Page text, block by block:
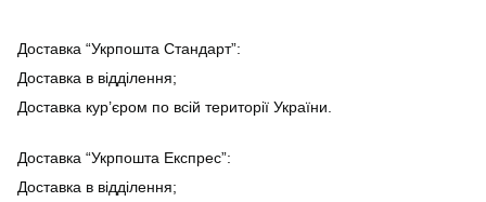
Доставка “Укрпошта Стандарт”:
Доставка в відділення;
Доставка кур’єром по всій території України.
Доставка “Укрпошта Експрес”:
Доставка в відділення;